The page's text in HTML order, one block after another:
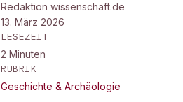
Redaktion wissenschaft.de
13. März 2026
LESEZEIT
2 Minuten
RUBRIK
Geschichte & Archäologie